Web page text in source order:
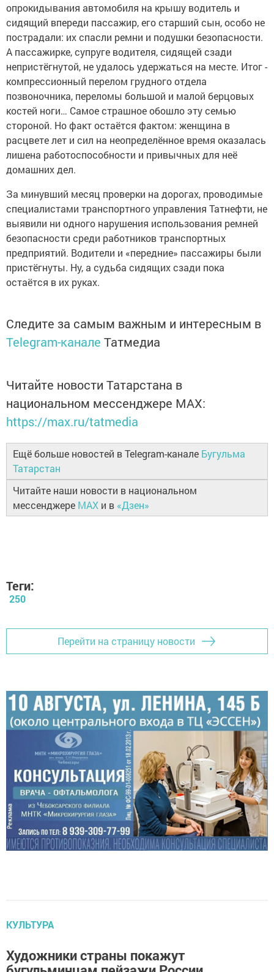
опрокидывания автомобиля на крышу водитель и
сидящий впереди пассажир, его старший сын, особо не
пострадали: их спасли ремни и подушки безопасности.
А пассажирке, супруге водителя, сидящей сзади
непристёгнутой, не удалось удержаться на месте. Итог -
компрессионный перелом грудного отдела
позвоночника, переломы большой и малой берцовых
костей ноги… Самое страшное обошло эту семью
стороной. Но факт остаётся фактом: женщина в
расцвете лет и сил на неопределённое время оказалась
лишена работоспособности и привычных для неё
домашних дел.
За минувший месяц проверки на дорогах, проводимые
специалистами транспортного управления Татнефти, не
выявили ни одного нарушения использования ремней
безопасности среди работников транспортных
предприятий. Водители и «передние» пассажиры были
пристёгнуты. Ну, а судьба сидящих сзади пока
остаётся в их руках.
Следите за самым важным и интересным в
Telegram-канале Татмедиа
Читайте новости Татарстана в
национальном мессенджере MАХ:
https://max.ru/tatmedia
Ещё больше новостей в Telegram-канале Бугульма
Татарстан
Читайте наши новости в национальном
мессенджере MAX и в «Дзен»
Теги:
250
Перейти на страницу новости
КУЛЬТУРА
Художники страны покажут